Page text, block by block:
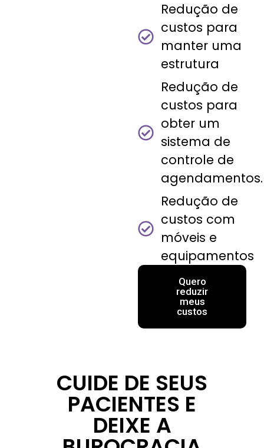
Redução de
custos para
manter uma
estrutura
Redução de
custos para
obter um
sistema de
controle de
agendamentos.
Redução de
custos com
móveis e
equipamentos
Quero
reduzir
meus
custos
CUIDE DE SEUS
PACIENTES E
DEIXE A